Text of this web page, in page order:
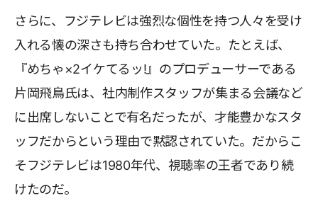
さらに、フジテレビは強烈な個性を持つ人々を受け
入れる懐の深さも持ち合わせていた。たとえば、
『めちゃ×2イケてるッ!』のプロデューサーである
片岡飛鳥氏は、社内制作スタッフが集まる会議など
に出席しないことで有名だったが、才能豊かなスタ
ッフだからという理由で黙認されていた。だからこ
そフジテレビは1980年代、視聴率の王者であり続
けたのだ。